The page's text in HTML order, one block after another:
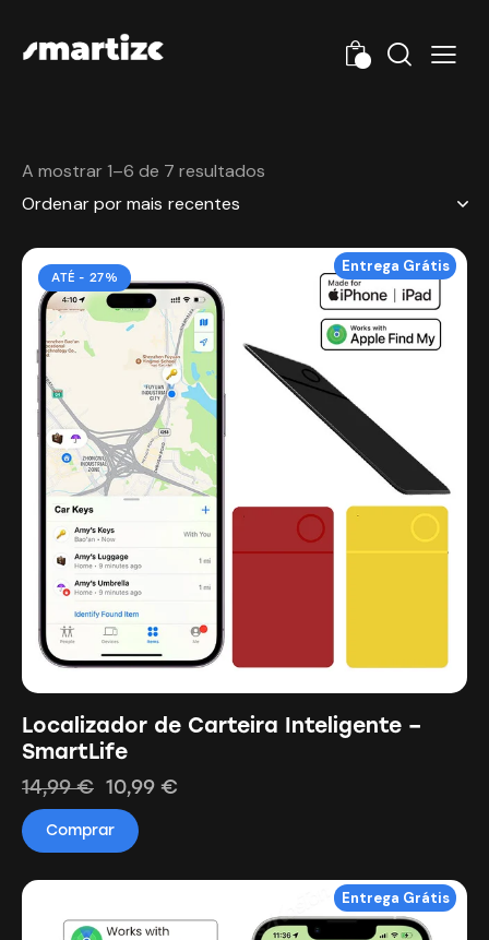
A mostrar 1–6 de 7 resultados
ATÉ - 27%
Entrega Grátis
Localizador de Carteira Inteligente –
SmartLife
14,99€ 10,99 €
Comprar
Entrega Grátis